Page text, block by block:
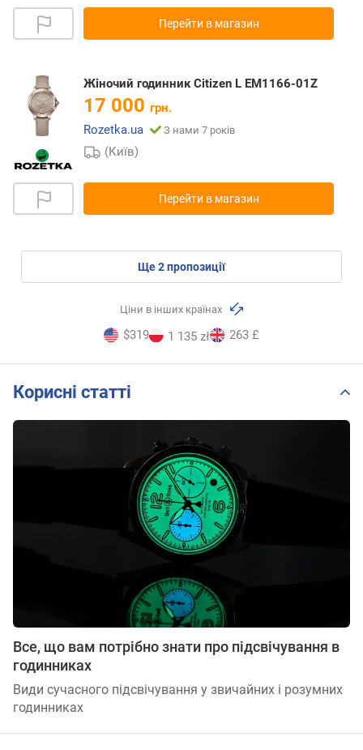
Перейти в магазин
Жіночий годинник Citizen L EM1166-01Z
17 000 грн.
Rozetka.ua
З нами 7 років
(Київ)
Перейти в магазин
ще2пропозиції
Ціни в інших країнах
$319 1 135 zł 263 £
Корисні статті
Все, що вам потрібно знати про підсвічування в
годинниках
Види сучасного підсвічування у звичайних і розумних
годинниках